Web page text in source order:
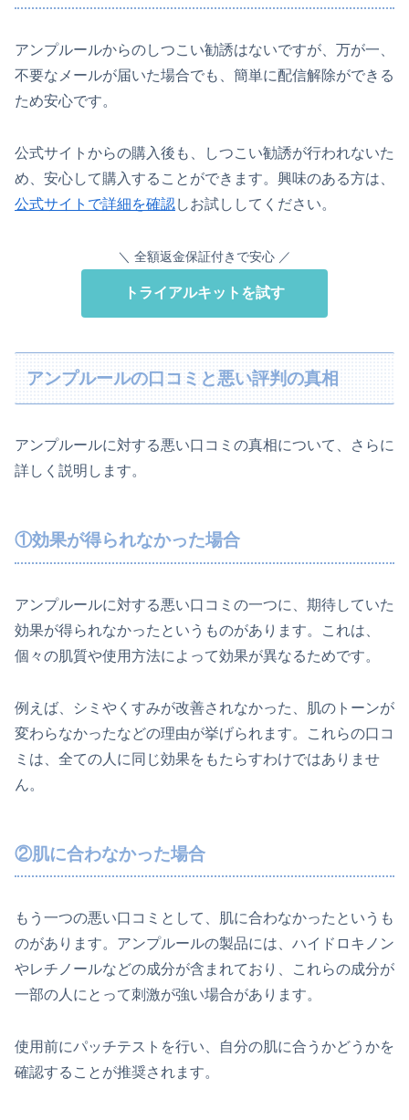
アンプルールからのしつこい勧誘はないですが、万が一、
不要なメールが届いた場合でも、簡単に配信解除ができる
ため安心です。
公式サイトからの購入後も、しつこい勧誘が行われないた
め、安心して購入することができます。興味のある方は、
公式サイトで詳細を確認しお試ししてください。
＼ 全額返金保証付きで安心 ／
トライアルキットを試す
アンプルールの口コミと悪い評判の真相
アンプルールに対する悪い口コミの真相について、さらに
詳しく説明します。
①効果が得られなかった場合
アンプルールに対する悪い口コミの一つに、期待していた
効果が得られなかったというものがあります。これは、
個々の肌質や使用方法によって効果が異なるためです。
例えば、シミやくすみが改善されなかった、肌のトーンが
変わらなかったなどの理由が挙げられます。これらの口コ
ミは、全ての人に同じ効果をもたらすわけではありませ
ん。
②肌に合わなかった場合
もう一つの悪い口コミとして、肌に合わなかったというも
のがあります。アンプルールの製品には、ハイドロキノン
やレチノールなどの成分が含まれており、これらの成分が
一部の人にとって刺激が強い場合があります。
使用前にパッチテストを行い、自分の肌に合うかどうかを
確認することが推奨されます。